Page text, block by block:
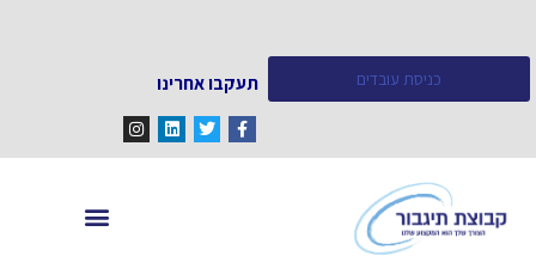
כניסת עובדים תעקבו אחרינו